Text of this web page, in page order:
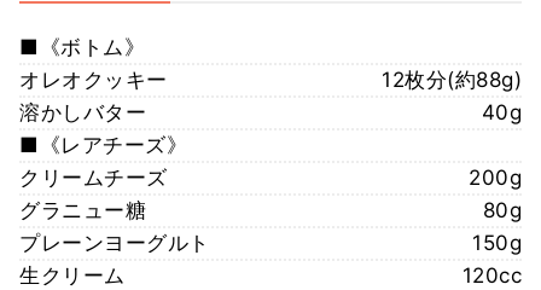
■《ボトム》
オレオクッキー
12枚分(約88g)
溶かしバター
40g
■《レアチーズ》
クリームチーズ
200g
グラニュー糖
80g
プレーンヨーグルト
150g
生クリーム
120cc